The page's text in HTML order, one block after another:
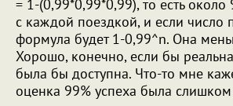
= 1-(0,99*0,99*0,99), то есть около
с каждой поездкой, и если число
формула будет 1-0,99^n. Она
Хорошо, конечно, если бы
была бы доступна. Что-то мне
оценка 99% успеха была